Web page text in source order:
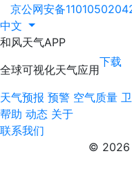
京公网安备
中文
和风天气APP
全球可视化天气应用
下载
天气预报 预警 空气质量
帮助 动态 关于
联系我们
© 2026